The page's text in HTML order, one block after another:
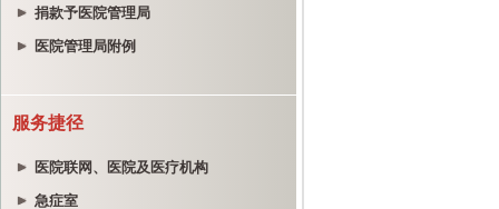
捐款予医院管理局
医院管理局附例
服务捷径
医院联网、医院及医疗机构
急症室